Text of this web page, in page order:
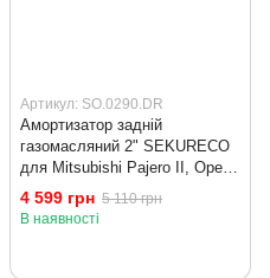
Артикул: SO.0290.DR
Амортизатор задній
газомасляний 2" SEKURECO
для Mitsubishi Pajero II, Opel
Frontera B, Toyota Bundera,
Daihatsu Feroza F300
4 599 грн 5 110 грн
В наявності